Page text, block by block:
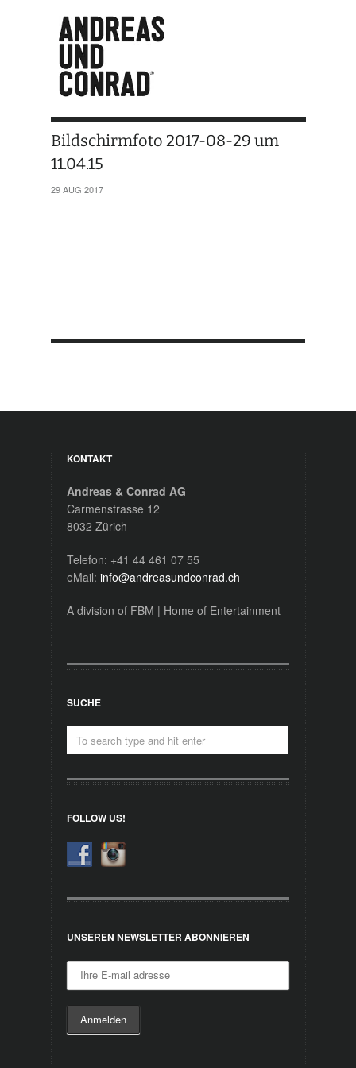
Bildschirmfoto 2017-08-29 um
11.04.15
29 AUG 2017
KONTAKT
Andreas & Conrad AG
Carmenstrasse 12
8032 Zürich
Telefon: +41 44 461 07 55
eMail: info@andreasundconrad.ch
A division of FBM | Home of Entertainment
SUCHE
FOLLOW US!
UNSEREN NEWSLETTER ABONNIEREN